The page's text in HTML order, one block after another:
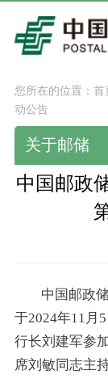
您所在的位置： 首
动公告
关于邮储
中国邮政
中国邮政
于2024年11月
行长刘建军参
席刘敏同志主